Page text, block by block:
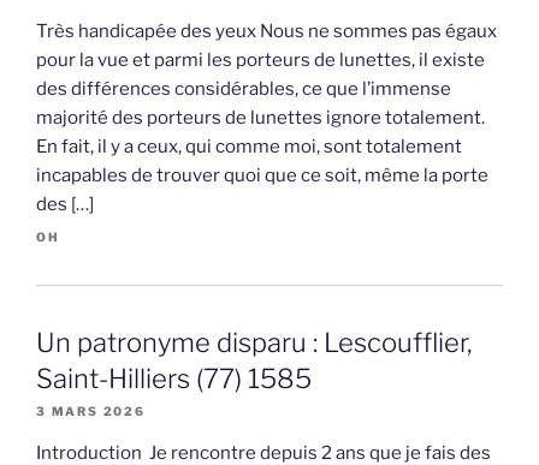
Très handicapée des yeux Nous ne sommes pas égaux
pour la vue et parmi les porteurs de lunettes, il existe
des différences considérables, ce que l’immense
majorité des porteurs de lunettes ignore totalement.
En fait, il y a ceux, qui comme moi, sont totalement
incapables de trouver quoi que ce soit, même la porte
des […]
OH
Un patronyme disparu : Lescoufflier,
Saint-Hilliers (77) 1585
3 MARS 2026
Introduction Je rencontre depuis 2 ans que je fais des